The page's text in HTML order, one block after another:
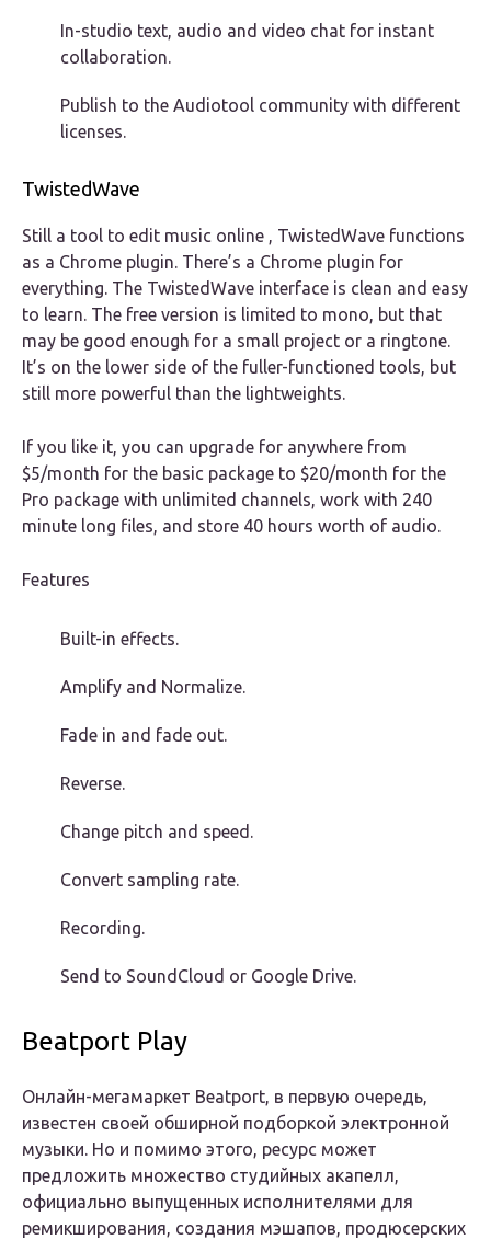
In-studio text, audio and video chat for instant
collaboration.
Publish to the Audiotool community with different
licenses.
TwistedWave
Still a tool to edit music online , TwistedWave functions
as a Chrome plugin. There’s a Chrome plugin for
everything. The TwistedWave interface is clean and easy
to learn. The free version is limited to mono, but that
may be good enough for a small project or a ringtone.
It’s on the lower side of the fuller-functioned tools, but
still more powerful than the lightweights.
If you like it, you can upgrade for anywhere from
$5/month for the basic package to $20/month for the
Pro package with unlimited channels, work with 240
minute long files, and store 40 hours worth of audio.
Features
Built-in effects.
Amplify and Normalize.
Fade in and fade out.
Reverse.
Change pitch and speed.
Convert sampling rate.
Recording.
Send to SoundCloud or Google Drive.
Beatport Play
Онлайн-мегамаркет Beatport, в первую очередь,
известен своей обширной подборкой электронной
музыки. Но и помимо этого, ресурс может
предложить множество студийных акапелл,
официально выпущенных исполнителями для
ремикширования, создания мэшапов, продюсерских